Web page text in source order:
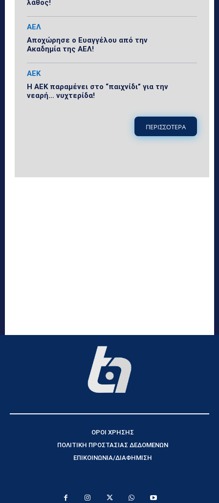
λάθος!
ΑΕΛ
Αποχώρησε ο Ευαγγέλου από την
Ακαδημία της ΑΕΛ!
ΑΕΚ
Η ΑΕΚ παραμένει στο “παιχνίδι” για την
νεαρή… νυχτερίδα!
ΠΕΡΙΣΣΟΤΕΡΑ
ΟΡΟΙ ΧΡΗΣΗΣ
ΠΟΛΙΤΙΚΗ ΠΡΟΣΤΑΣΙΑΣ ΔΕΔΟΜΕΝΩΝ
ΕΠΙΚΟΙΝΩΝΙΑ/ΔΙΑΦΗΜΙΣΗ